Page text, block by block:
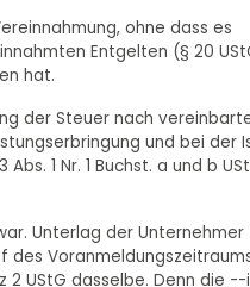
ohne dass es
Entgelten (§ 20
hat.
der Steuer nach
und bei der
1 Nr. 1 Buchst. a und b
Unterlag der Unternehmer
des
2 UStG dasselbe. Denn die --